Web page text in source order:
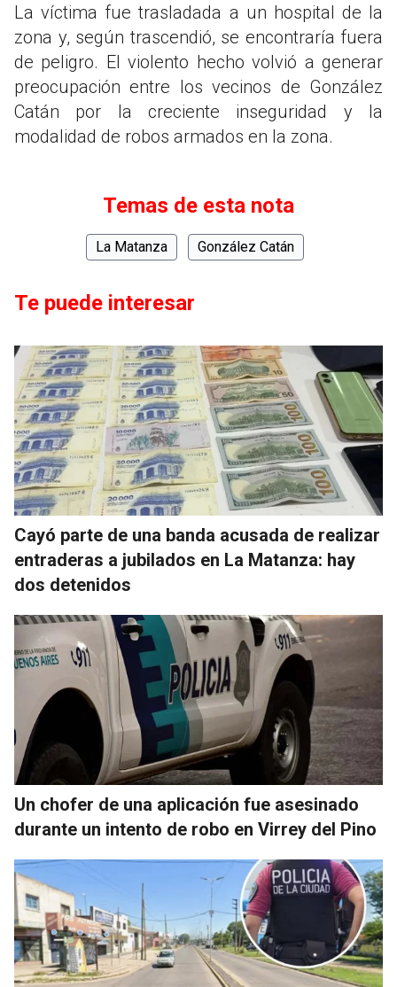
La víctima fue trasladada a un hospital de la
zona y, según trascendió, se encontraría fuera
de peligro. El violento hecho volvió a generar
preocupación entre los vecinos de González
Catán por la creciente inseguridad y la
modalidad de robos armados en la zona.
Temas de esta nota
La Matanza González Catán
Te puede interesar
Cayó parte de una banda acusada de realizar
entraderas a jubilados en La Matanza: hay
dos detenidos
Un chofer de una aplicación fue asesinado
durante un intento de robo en Virrey del Pino